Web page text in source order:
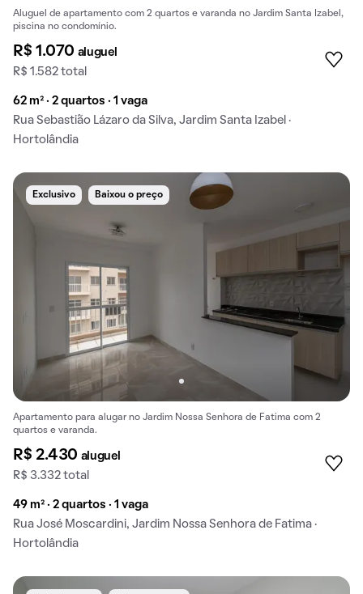
Aluguel de apartamento com 2 quartos e varanda no Jardim Santa Izabel,
piscina no condomínio.
R$ 1.070 aluguel
R$ 1.582 total
62 m² · 2 quartos · 1 vaga
Rua Sebastião Lázaro da Silva, Jardim Santa Izabel ·
Hortolândia
Exclusivo Baixou o preço
Apartamento para alugar no Jardim Nossa Senhora de Fatima com 2
quartos e varanda.
R$ 2.430 aluguel
R$ 3.332 total
49 m² · 2 quartos · 1 vaga
Rua José Moscardini, Jardim Nossa Senhora de Fatima ·
Hortolândia